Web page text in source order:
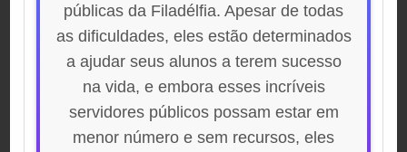
públicas da Filadélfia. Apesar de todas
as dificuldades, eles estão determinados
a ajudar seus alunos a terem sucesso
na vida, e embora esses incríveis
servidores públicos possam estar em
menor número e sem recursos, eles